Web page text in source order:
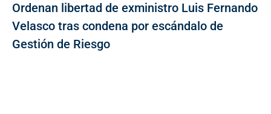
Ordenan libertad de exministro Luis Fernando
Velasco tras condena por escándalo de
Gestión de Riesgo